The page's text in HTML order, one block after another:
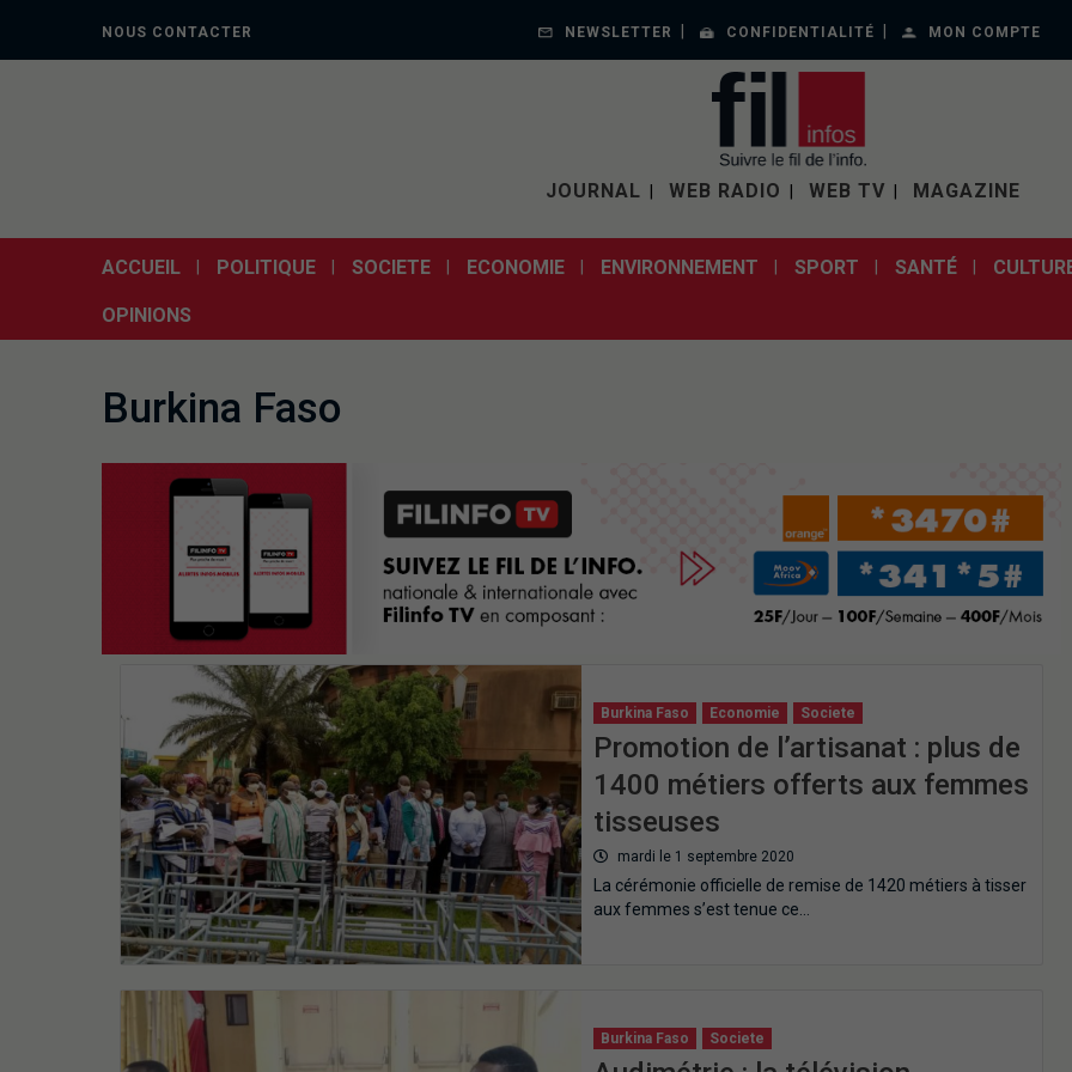
NOUS CONTACTER NEWSLETTER CONFIDENTIALITÉ MON COMPTE
JOURNAL WEB RADIO WEB TV MAGAZINE
ACCUEIL POLITIQUE SOCIETE ECONOMIE ENVIRONNEMENT SPORT SANTÉ
OPINIONS
Burkina Faso
Burkina Faso Economie Societe
Promotion de l’artisanat : plus de
1400 métiers offerts aux femmes
tisseuses
mardi le 1 septembre 2020
La cérémonie officielle de remise de 1420 métiers à tisser
aux femmes s’est tenue ce…
Burkina Faso Societe